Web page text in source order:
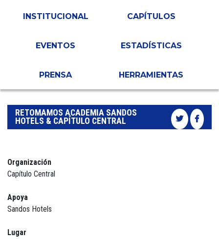
INSTITUCIONAL CAPÍTULOS
EVENTOS ESTADÍSTICAS
PRENSA HERRAMIENTAS
RETOMAMOS ACADEMIA SANDOS
HOTELS & CAPÍTULO CENTRAL
Organización
Capítulo Central
Apoya
Sandos Hotels
Lugar